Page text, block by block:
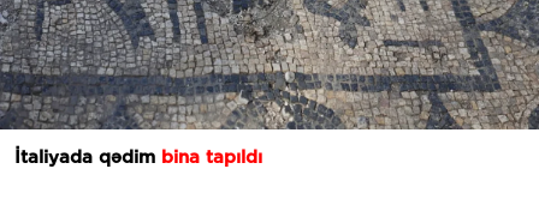
İtaliyada qədim bina tapıldı